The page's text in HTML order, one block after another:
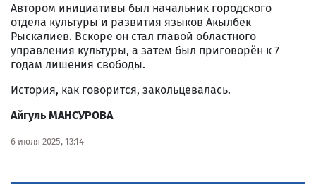
Автором инициативы был начальник городского
отдела культуры и развития языков Акылбек
Рыскалиев. Вскоре он стал главой областного
управления культуры, а затем был приговорён к 7
годам лишения свободы.
История, как говорится, закольцевалась.
Айгуль МАНСУРОВА
6 июля 2025, 13:14